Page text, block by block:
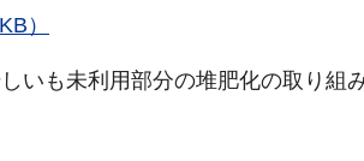
）
いも未利用部分の堆肥化の取り組